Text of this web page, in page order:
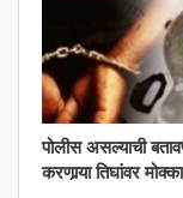
पोलीस असल्याची
करणार्‍या तिघांवर मोक्का